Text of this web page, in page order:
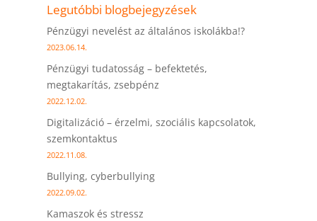
Legutóbbi blogbejegyzések
Pénzügyi nevelést az általános iskolákba!?
2023.06.14.
Pénzügyi tudatosság – befektetés,
megtakarítás, zsebpénz
2022.12.02.
Digitalizáció – érzelmi, szociális kapcsolatok,
szemkontaktus
2022.11.08.
Bullying, cyberbullying
2022.09.02.
Kamaszok és stressz